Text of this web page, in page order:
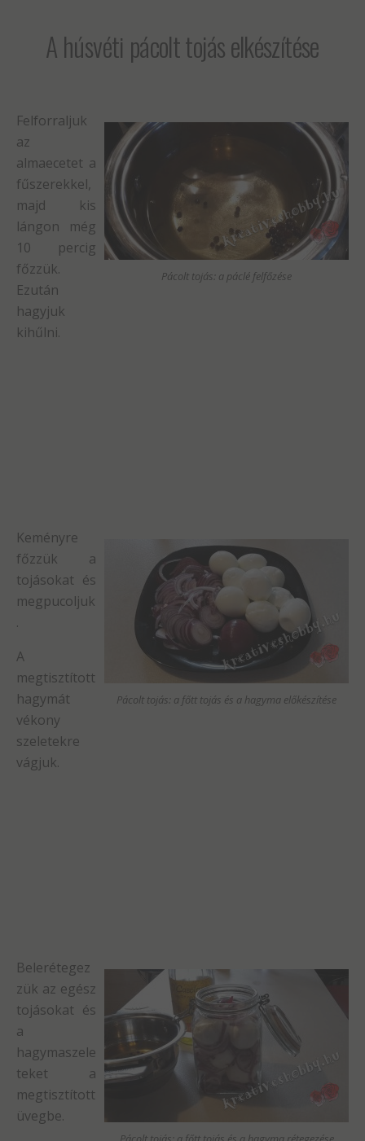
A húsvéti pácolt tojás elkészítése
Pácolt tojás: a páclé felfőzése
Felforraljuk
az
almaecetet a
fűszerekkel,
majd kis
lángon még
10 percig
főzzük.
Ezután
hagyjuk
kihűlni.
Pácolt tojás: a főtt tojás és a hagyma előkészítése
Keményre
főzzük a
tojásokat és
megpucoljuk
.
A
megtisztított
hagymát
vékony
szeletekre
vágjuk.
Belerétegez
zük az egész
tojásokat és
a
hagymaszele
teket a
megtisztított
üvegbe.